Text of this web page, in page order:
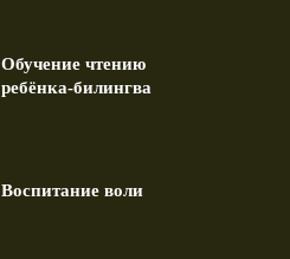
Обучение чтению
ребёнка-билингва
Воспитание воли